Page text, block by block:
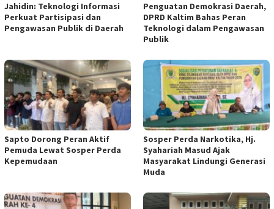
Jahidin: Teknologi Informasi
Perkuat Partisipasi dan
Pengawasan Publik di Daerah
Penguatan Demokrasi Daerah,
DPRD Kaltim Bahas Peran
Teknologi dalam Pengawasan
Publik
Sapto Dorong Peran Aktif
Pemuda Lewat Sosper Perda
Kepemudaan
Sosper Perda Narkotika, Hj.
Syahariah Masud Ajak
Masyarakat Lindungi Generasi
Muda